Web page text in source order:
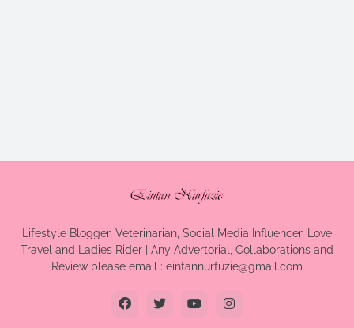
Lifestyle Blogger, Veterinarian, Social Media Influencer, Love
Travel and Ladies Rider | Any Advertorial, Collaborations and
Review please email : eintannurfuzie@gmail.com